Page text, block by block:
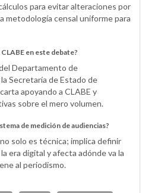
para evitar alteraciones por
metodología censal uniforme para
en este debate?
Departamento de
Secretaría de Estado de
apoyando a CLABE y
sobre el mero volumen.
de medición de audiencias?
solo es técnica; implica definir
era digital y afecta adónde va la
al periodismo.